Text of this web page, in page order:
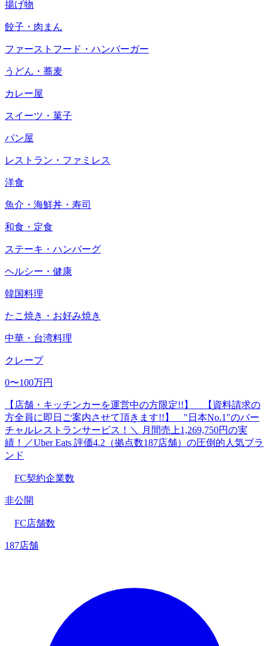
揚げ物
餃子・肉まん
ファーストフード・ハンバーガー
うどん・蕎麦
カレー屋
スイーツ・菓子
パン屋
レストラン・ファミレス
洋食
魚介・海鮮丼・寿司
和食・定食
ステーキ・ハンバーグ
ヘルシー・健康
韓国料理
たこ焼き・お好み焼き
中華・台湾料理
クレープ
0〜100万円
【店舗・キッチンカーを運営中の方限定!!】 【資料請求の
方全員に即日ご案内させて頂きます!!】 "日本No.1"のバー
チャルレストランサービス！＼ 月間売上1,269,750円の実
績！／Uber Eats 評価4.2（拠点数187店舗）の圧倒的人気ブラ
ンド
FC契約企業数
非公開
FC店舗数
187店舗